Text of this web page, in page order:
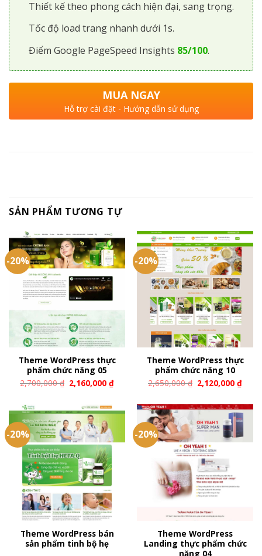
Thiết kế theo phong cách hiện đại, sang trọng.
Tốc độ load trang nhanh dưới 1s.
Điểm Google PageSpeed Insights 85/100.
MUA NGAY
Hỗ trợ cài đặt - Hướng dẫn sử dụng
SẢN PHẨM TƯƠNG TỰ
-20%
Theme WordPress thực
phẩm chức năng 05
2,700,000₫ 2,160,000₫
-20%
Theme WordPress thực
phẩm chức năng 10
2,650,000₫ 2,120,000₫
-20%
Theme WordPress bán
sản phẩm tinh bộ hẹ
-20%
Theme WordPress
Landing thực phẩm chức
năng 04